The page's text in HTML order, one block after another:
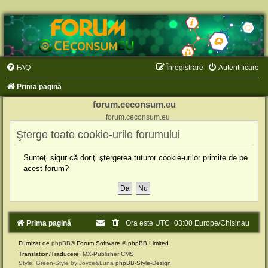
FAQ Autentificare
Înregistrare
Prima pagină
forum.ceconsum.eu
forum.ceconsum.eu
Şterge toate cookie-urile forumului
Sunteţi sigur că doriţi ştergerea tuturor cookie-urilor primite de pe
acest forum?
Prima pagină Ora este UTC+03:00 Europe/Chisinau
Furnizat de phpBB® Forum Software © phpBB Limited
Translation/Traducere: MX-Publisher CMS
Style: Green-Style by Joyce&Luna phpBB-Style-Design